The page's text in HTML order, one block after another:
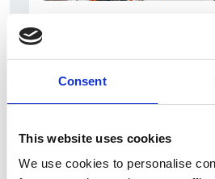
Consent
This website uses cookies
We use cookies to personalise
Overview Economica